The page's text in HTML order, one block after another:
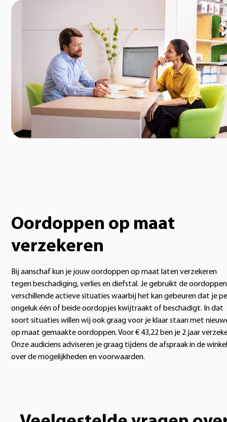
Oordoppen op maat
verzekeren
Bij aanschaf kun je jouw oordoppen op maat laten verzekeren
tegen beschadiging, verlies en diefstal. Je gebruikt de
verschillende actieve situaties waarbij het kan gebeuren dat je
ongeluk één of beide oordopjes kwijtraakt of beschadigt. In dat
soort situaties willen wij ook graag voor je klaar staan met
op maat gemaakte oordoppen. Voor € 43,22 ben je 2 jaar
Onze audiciens adviseren je graag tijdens de afspraak in de winkel
over de mogelijkheden en voorwaarden.